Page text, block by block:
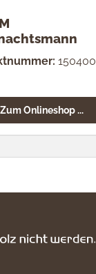
150400
Zum Onlineshop ...